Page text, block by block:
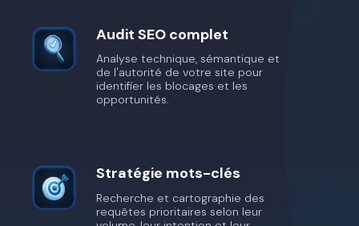
Audit SEO complet
Analyse technique, sémantique et
de l'autorité de votre site pour
identifier les blocages et les
opportunités.
Stratégie mots-clés
Recherche et cartographie des
requêtes prioritaires selon leur